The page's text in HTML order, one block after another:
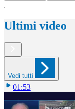
Ultimi video
Vedi tutti
01:53